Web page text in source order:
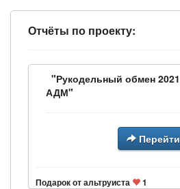
Отчёты по проекту:
"Рукодельный обмен
АДМ"
Перейти
Подарок от альтруиста 1